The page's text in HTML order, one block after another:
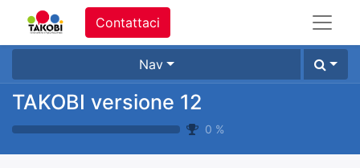
Contattaci
Nav
TAKOBI versione 12
0 %